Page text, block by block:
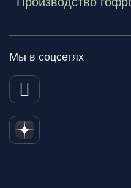
Мы в соцсетях